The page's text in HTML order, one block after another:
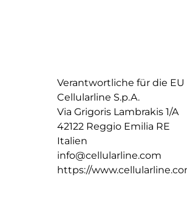
Verantwortliche für die EU
Cellularline S.p.A.
Via Grigoris Lambrakis 1/A
42122 Reggio Emilia RE
Italien
info@cellularline.com
https://